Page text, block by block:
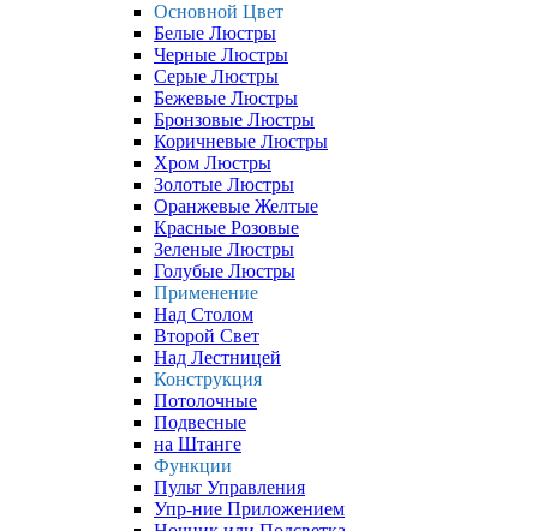
Основной Цвет
Белые Люстры
Черные Люстры
Серые Люстры
Бежевые Люстры
Бронзовые Люстры
Коричневые Люстры
Хром Люстры
Золотые Люстры
Оранжевые Желтые
Красные Розовые
Зеленые Люстры
Голубые Люстры
Применение
Над Столом
Второй Свет
Над Лестницей
Конструкция
Потолочные
Подвесные
на Штанге
Функции
Пульт Управления
Упр-ние Приложением